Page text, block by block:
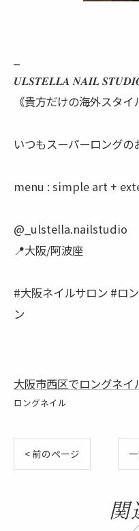
𝑼𝑳𝑺𝑻𝑬𝑳𝑳𝑨 𝑵𝑨𝑰𝑳
《貴方だけの海外スタイ
いつもスーパーロングの
menu : simple art +
@_ulstella.nailstudio
📍大阪/阿波座
#大阪ネイルサロン #ロ
ン
大阪市西区でロングネイ
ロングネイル
< 前のページ
関